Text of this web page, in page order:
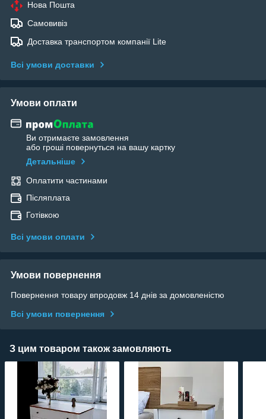
Нова Пошта
Самовивіз
Доставка транспортом компанії Lite
Всі умови доставки
Умови оплати
Ви отримаєте замовлення
або гроші повернуться на вашу картку
Детальніше
Оплатити частинами
Післяплата
Готівкою
Всі умови оплати
Умови повернення
Повернення товару впродовж 14 днів за домовленістю
Всі умови повернення
З цим товаром також замовляють